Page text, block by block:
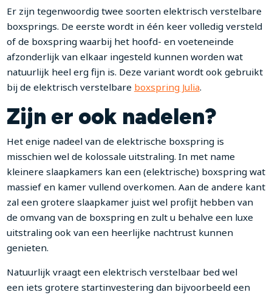
Er zijn tegenwoordig twee soorten elektrisch verstelbare
boxsprings. De eerste wordt in één keer volledig versteld
of de boxspring waarbij het hoofd- en voeteneinde
afzonderlijk van elkaar ingesteld kunnen worden wat
natuurlijk heel erg fijn is. Deze variant wordt ook gebruikt
bij de elektrisch verstelbare boxspring Julia.
Zijn er ook nadelen?
Het enige nadeel van de elektrische boxspring is
misschien wel de kolossale uitstraling. In met name
kleinere slaapkamers kan een (elektrische) boxspring wat
massief en kamer vullend overkomen. Aan de andere kant
zal een grotere slaapkamer juist wel profijt hebben van
de omvang van de boxspring en zult u behalve een luxe
uitstraling ook van een heerlijke nachtrust kunnen
genieten.
Natuurlijk vraagt een elektrisch verstelbaar bed wel
een iets grotere startinvestering dan bijvoorbeeld een